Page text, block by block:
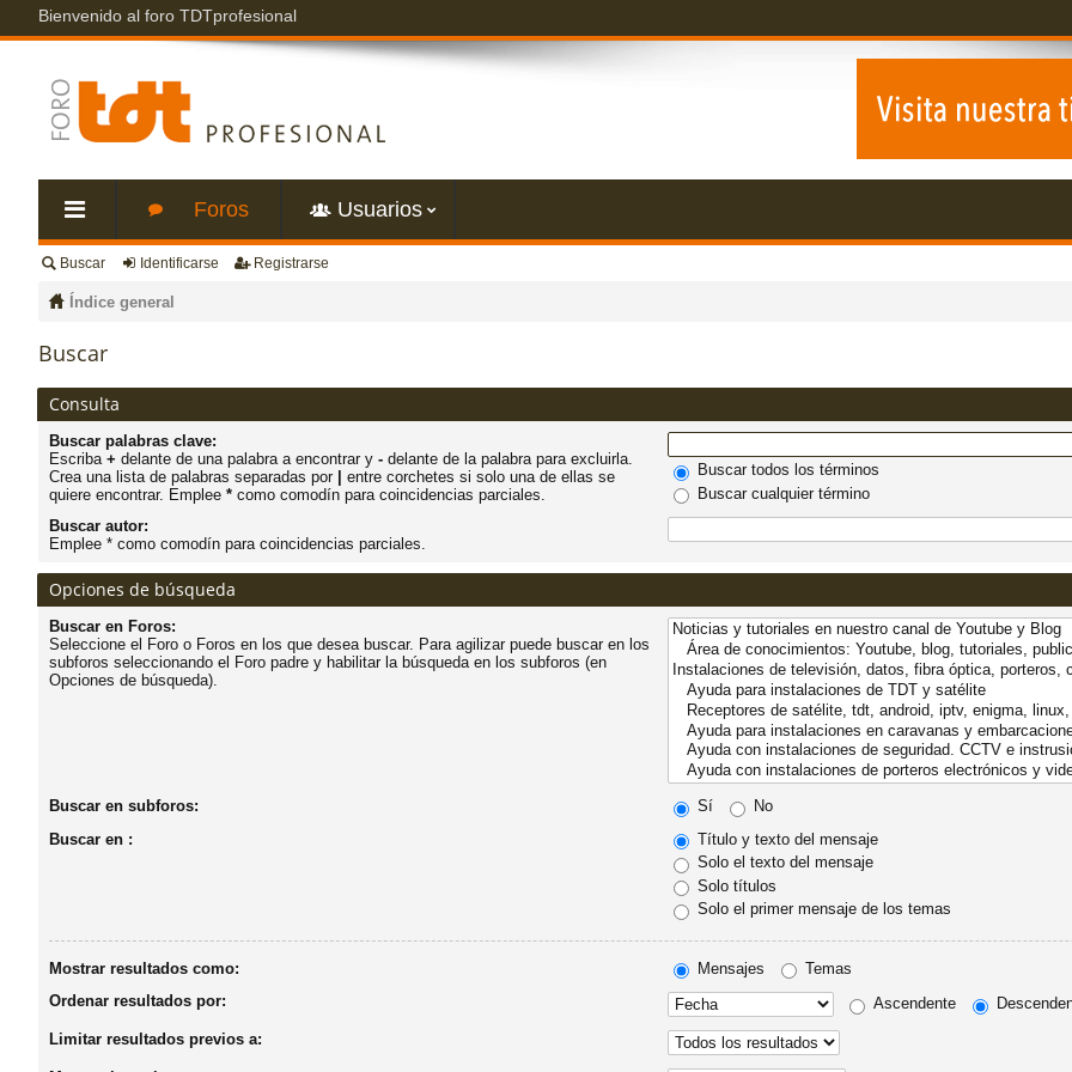
Bienvenido al foro TDTprofesional
nl
es
rá
do
s
Foros Usuarios
Buscar Identificarse Registrarse
Índice general
Buscar
Consulta
Buscar palabras clave:
Escriba + delante de una palabra a encontrar y - delante de la palabra para excluirla.
Crea una lista de palabras separadas por
entre corchetes si solo una de ellas se
quiere encontrar. Emplee * como comodín para coincidencias parciales.
Buscar todos los términos
Buscar cualquier término
Buscar autor:
Emplee * como comodín para coincidencias parciales.
Opciones de búsqueda
Buscar en Foros:
Seleccione el Foro o Foros en los que desea buscar. Para agilizar puede buscar en los
subforos seleccionando el Foro padre y habilitar la búsqueda en los subforos (en
Opciones de búsqueda).
Buscar en subforos: Sí
No
Buscar en :
Título y texto del mensaje
Solo el texto del mensaje
Solo títulos
Solo el primer mensaje de los temas
Mostrar resultados como: Mensajes
Temas
Ordenar resultados por:
Ascendente
Limitar resultados previos a: